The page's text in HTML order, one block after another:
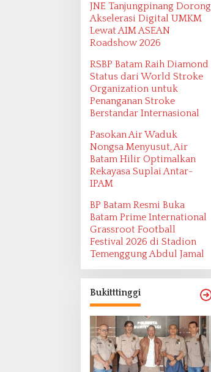
JNE Tanjungpinang Dorong
Akselerasi Digital UMKM
Lewat AIM ASEAN
Roadshow 2026
RSBP Batam Raih Diamond
Status dari World Stroke
Organization untuk
Penanganan Stroke
Berstandar Internasional
Pasokan Air Waduk
Nongsa Menyusut, Air
Batam Hilir Optimalkan
Rekayasa Suplai Antar-
IPAM
BP Batam Resmi Buka
Batam Prime International
Grassroot Football
Festival 2026 di Stadion
Temenggung Abdul Jamal
Bukitttinggi